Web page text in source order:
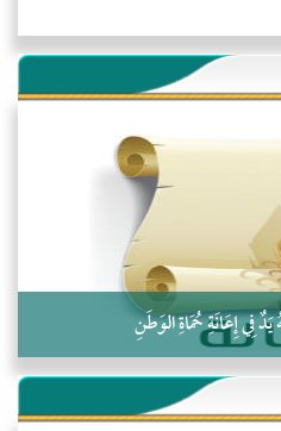
فِي إِعَانَةِ حُمَاةِ الوَطَنِ